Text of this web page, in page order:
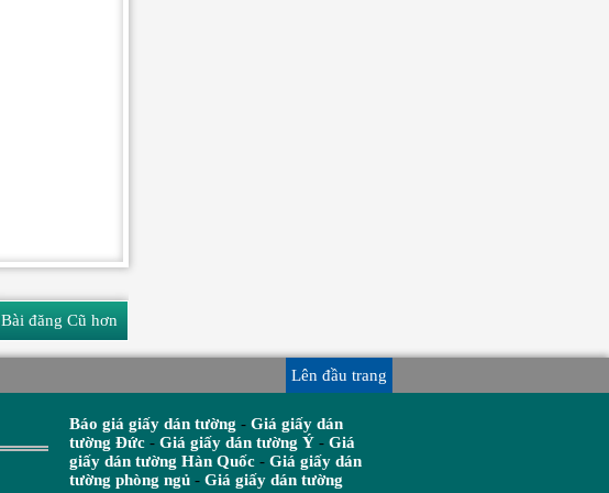
Bài đăng Cũ hơn
Lên đầu trang
Báo giá giấy dán tường - Giá giấy dán
tường Đức- Giá giấy dán tường Ý- Giá
giấy dán tường Hàn Quốc- Giá giấy dán
tường phòng ngủ- Giá giấy dán tường